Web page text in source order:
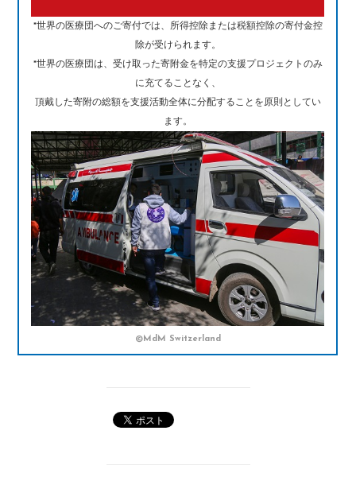
*世界の医療団へのご寄付では、所得控除または税額控除の寄付金控
除が受けられます。
*世界の医療団は、受け取った寄附金を特定の支援プロジェクトのみ
に充てることなく、
頂戴した寄附の総額を支援活動全体に分配することを原則としてい
ます。
©MdM Switzerland